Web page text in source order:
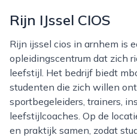
Rijn IJssel CIOS
Rijn ijssel cios in arnhem is een regionaal
opleidingscentrum dat zich
leefstijl. Het bedrijf biedt
studenten die zich willen
sportbegeleiders, trainers,
leefstijlcoaches. Op de
en praktijk samen, zodat